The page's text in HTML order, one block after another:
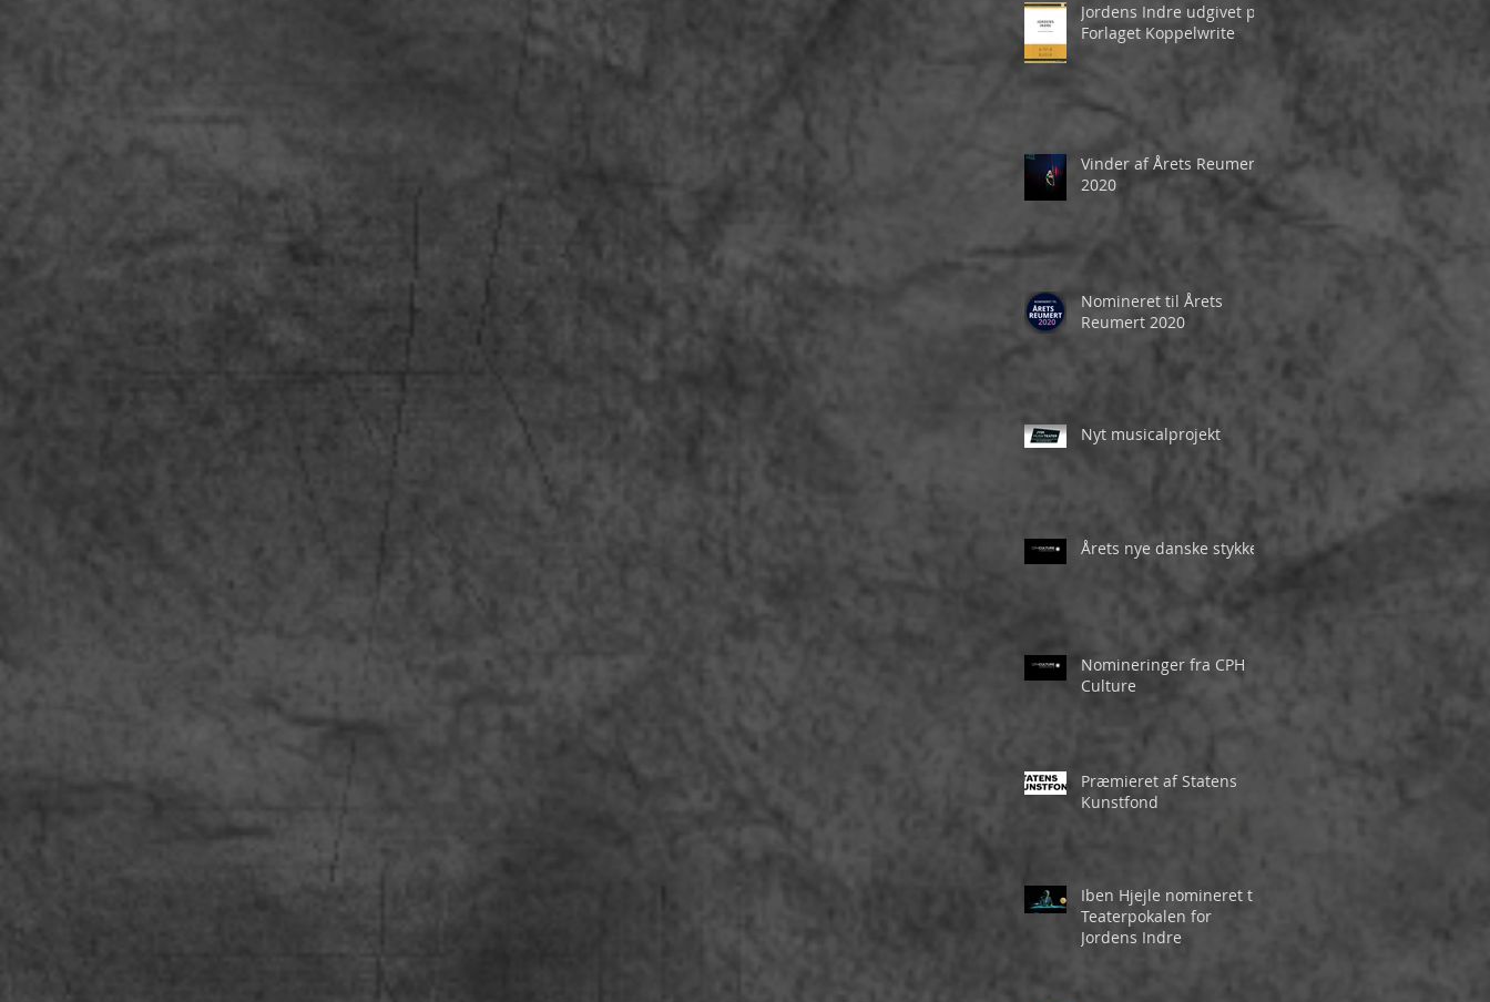
Jordens Indre udgivet på
Forlaget Koppelwrite
Vinder af Årets Reumert
2020
Nomineret til Årets
Reumert 2020
Nyt musicalprojekt
Årets nye danske stykke
Nomineringer fra CPH
Culture
Præmieret af Statens
Kunstfond
Iben Hjejle nomineret til
Teaterpokalen for
Jordens Indre